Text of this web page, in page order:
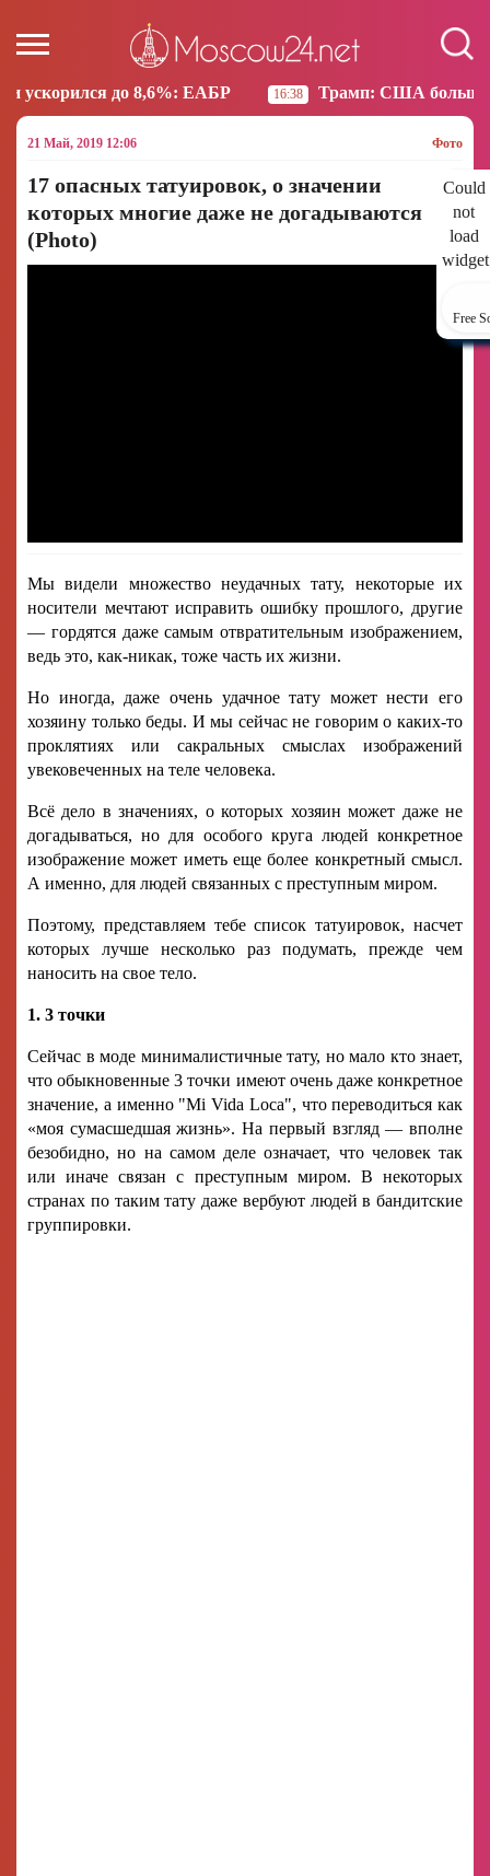
до 8,6%: ЕАБР 16:38 Трамп: США больше не
21 Май, 2019 12:06 Фото
Could
not
load
Free
17 опасных татуировок, о значении
которых многие даже не догадываются
(Photo)
Мы видели множество неудачных тату, некоторые их
носители мечтают исправить ошибку прошлого, другие
— гордятся даже самым отвратительным изображением,
ведь это, как-никак, тоже часть их жизни.
Но иногда, даже очень удачное тату может нести его
хозяину только беды. И мы сейчас не говорим о каких-то
проклятиях или сакральных смыслах изображений
увековеченных на теле человека.
Всё дело в значениях, о которых хозяин может даже не
догадываться, но для особого круга людей конкретное
изображение может иметь еще более конкретный смысл.
А именно, для людей связанных с преступным миром.
Поэтому, представляем тебе список татуировок, насчет
которых лучше несколько раз подумать, прежде чем
наносить на свое тело.
1. 3 точки
Сейчас в моде минималистичные тату, но мало кто знает,
что обыкновенные 3 точки имеют очень даже конкретное
значение, а именно "Mi Vida Loca", что переводиться как
«моя сумасшедшая жизнь». На первый взгляд — вполне
безобидно, но на самом деле означает, что человек так
или иначе связан с преступным миром. В некоторых
странах по таким тату даже вербуют людей в бандитские
группировки.